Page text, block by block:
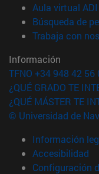
Aula virtual ADI
Búsqueda de
Trabaja con
Información
TFNO +34 948 42 56
¿QUÉ GRADO TE
¿QUÉ MÁSTER TE
© Universidad de
Información
Accesibilidad
Configuración